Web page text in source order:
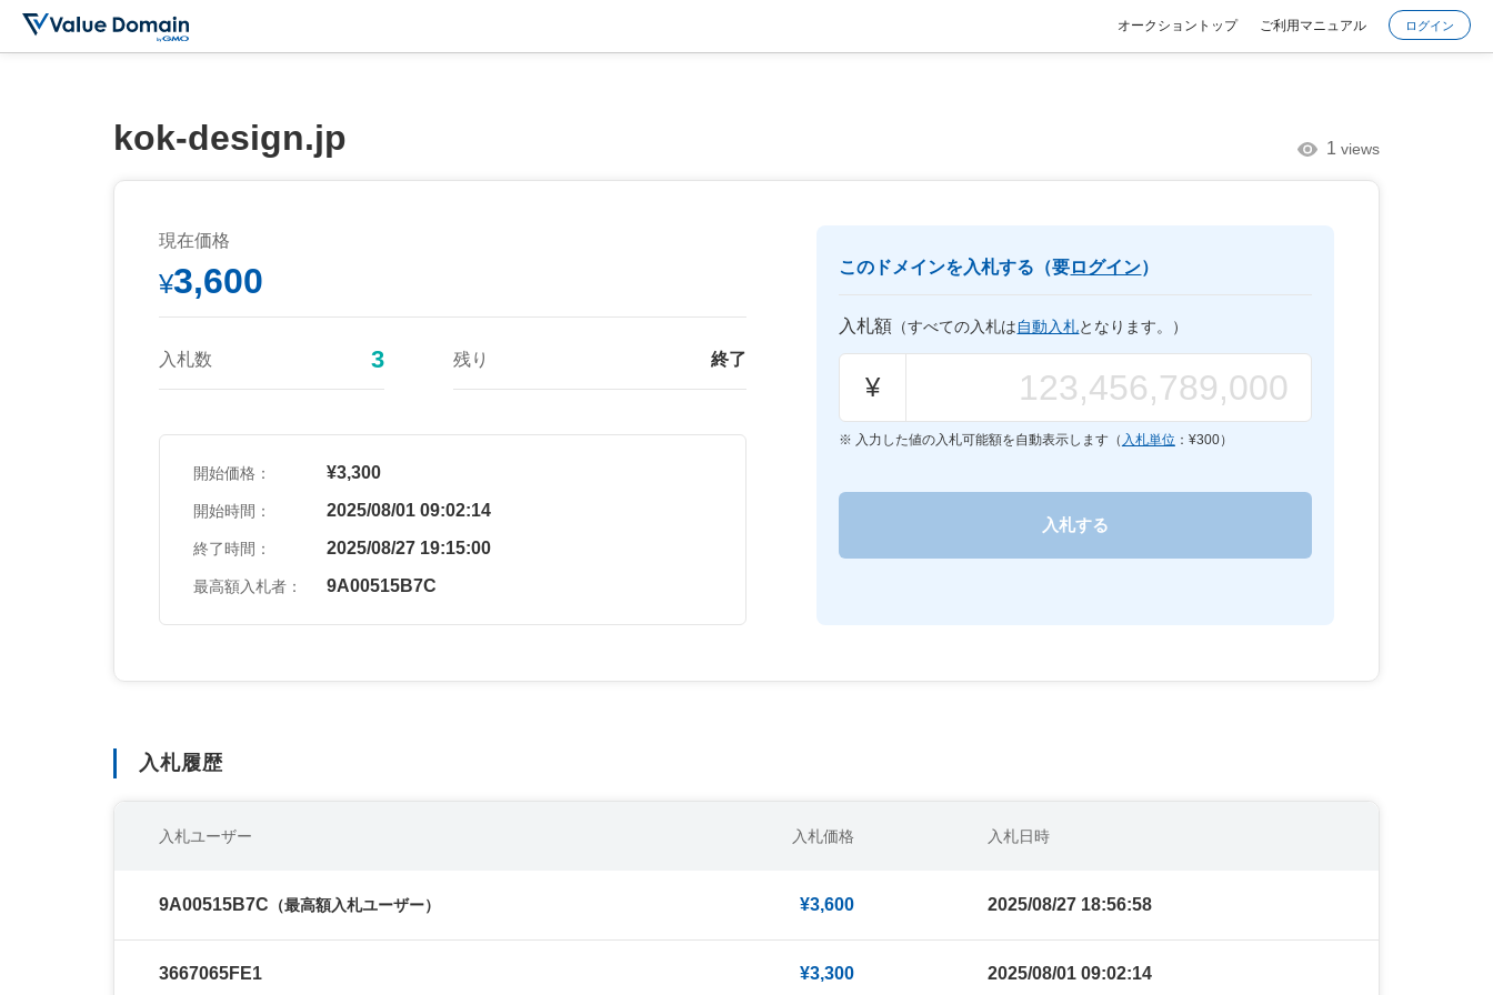
オークショントップ ご利用マニュアル ログイン
kok-design.jp 1 views
現在価格
¥3,600
入札数 3 残り 終了
開始価格： ¥3,300
開始時間： 2025/08/01 09:02:14
終了時間： 2025/08/27 19:15:00
最高額入札者： 9A00515B7C
このドメインを入札する（要ログイン）
入札額 （すべての入札は自動入札となります。）
¥
入力した値の入札可能額を自動表示します（ 入札単位 ：¥300）
入札履歴
入札ユーザー 入札価格 入札日時
9A00515B7C （最高額入札ユーザー） ¥3,600 2025/08/27 18:56:58
3667065FE1 ¥3,300 2025/08/01 09:02:14